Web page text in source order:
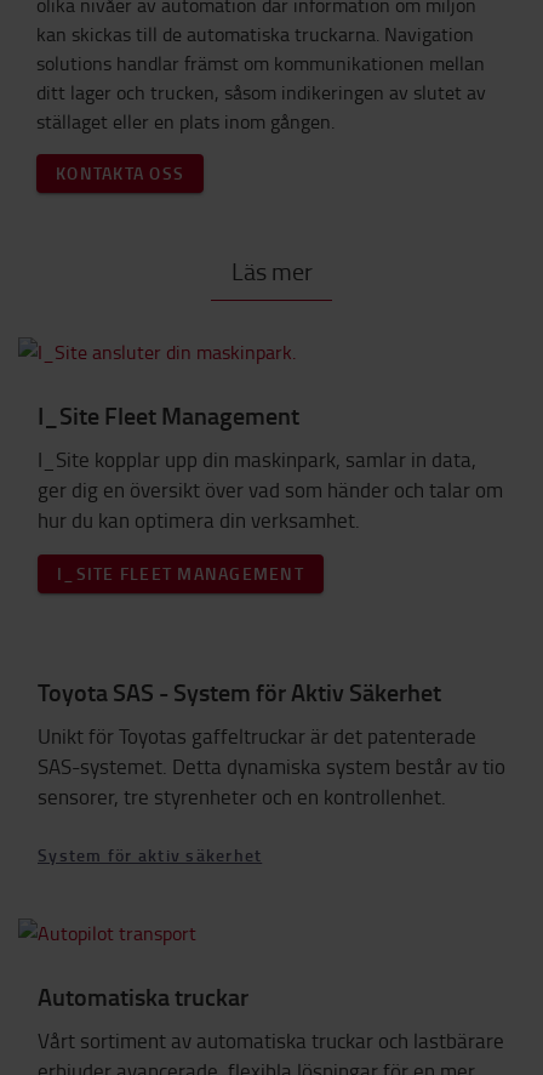
kan skickas till de automatiska truckarna. Navigation
solutions handlar främst om kommunikationen mellan
ditt lager och trucken, såsom indikeringen av slutet av
ställaget eller en plats inom gången.
KONTAKTA OSS
Läs mer
I_Site Fleet Management
I_Site kopplar upp din maskinpark, samlar in data,
ger dig en översikt över vad som händer och talar om
hur du kan optimera din verksamhet.
I_SITE FLEET MANAGEMENT
Toyota SAS - System för Aktiv Säkerhet
Unikt för Toyotas gaffeltruckar är det patenterade
SAS-systemet. Detta dynamiska system består av tio
sensorer, tre styrenheter och en kontrollenhet.
System för aktiv säkerhet
Automatiska truckar
Vårt sortiment av automatiska truckar och lastbärare